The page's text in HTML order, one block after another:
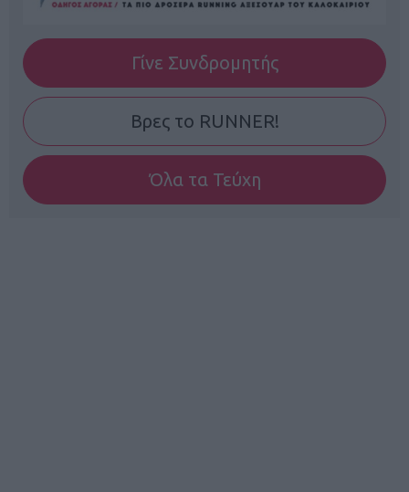
Γίνε Συνδρομητής
Βρες το RUNNER!
Όλα τα Τεύχη